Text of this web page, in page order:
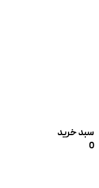
سبد خرید
0